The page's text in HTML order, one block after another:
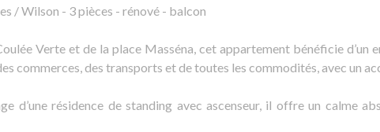
/ Wilson - 3 pièces - rénové - balcon
Verte et de la place Masséna, cet appartement bénéficie d’un
commerces, des transports et de toutes les commodités, avec un
d’une résidence de standing avec ascenseur, il offre un calme